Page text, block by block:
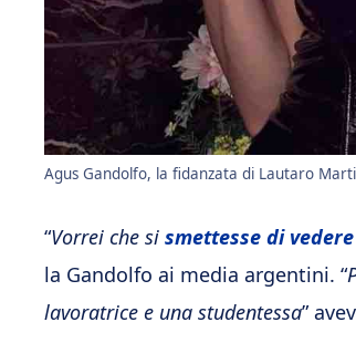
Agus Gandolfo, la fidanzata di Lautaro
“Vorrei che si smettesse di
la Gandolfo ai media argentini. “
lavoratrice e una studentessa”